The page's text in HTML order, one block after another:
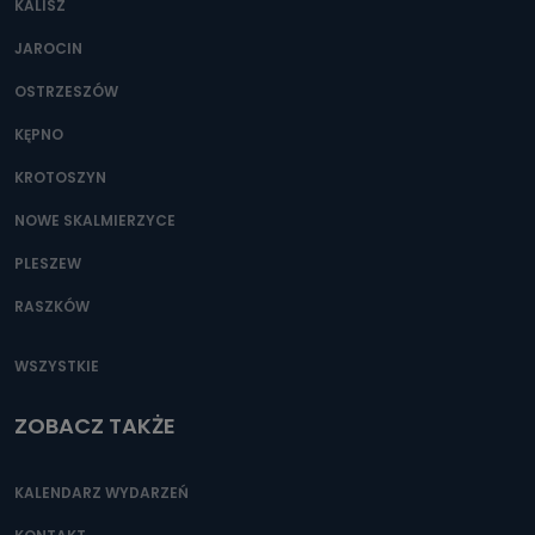
Można to zrobić pod numerem telefonu 62 735-51-05 lub
KALISZ
JAROCIN
OSTRZESZÓW
KĘPNO
KROTOSZYN
NOWE SKALMIERZYCE
PLESZEW
RASZKÓW
WSZYSTKIE
ZOBACZ TAKŻE
KALENDARZ WYDARZEŃ